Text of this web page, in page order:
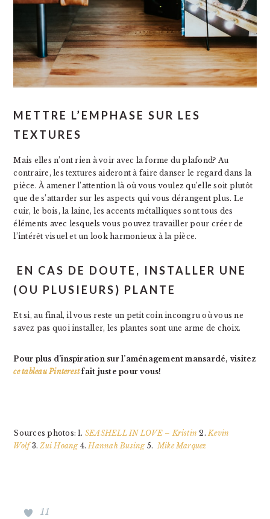
METTRE L’EMPHASE SUR LES
TEXTURES
Mais elles n’ont rien à voir avec la forme du plafond? Au
contraire, les textures aideront à faire danser le regard dans la
pièce. À amener l’attention là où vous voulez qu’elle soit plutôt
que de s’attarder sur les aspects qui vous dérangent plus. Le
cuir, le bois, la laine, les accents métalliques sont tous des
éléments avec lesquels vous pouvez travailler pour créer de
l’intérêt visuel et un look harmonieux à la pièce.
EN CAS DE DOUTE, INSTALLER UNE
(OU PLUSIEURS) PLANTE
Et si, au final, il vous reste un petit coin incongru où vous ne
savez pas quoi installer, les plantes sont une arme de choix.
Pour plus d’inspiration sur l’aménagement mansardé, visitez
ce tableau Pinterestfait juste pour vous!
Sources photos: 1. SEASHELL IN LOVE – Kristin 2. Kevin
Wolf3.Zui Hoang 4. Hannah Busing 5. Mike Marquez
11